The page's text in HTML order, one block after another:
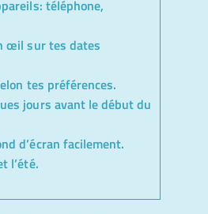
téléphone,
œil sur tes dates
tes préférences.
jours avant le début du
d’écran facilement.
l’été.